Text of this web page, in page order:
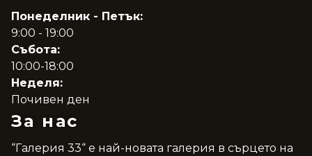
Понеделник - Петък:
9:00 - 19:00
Събота:
10:00-18:00
Неделя:
Почивен ден
За нас
“Галерия 33“ е най-новата галерия в сърцето на